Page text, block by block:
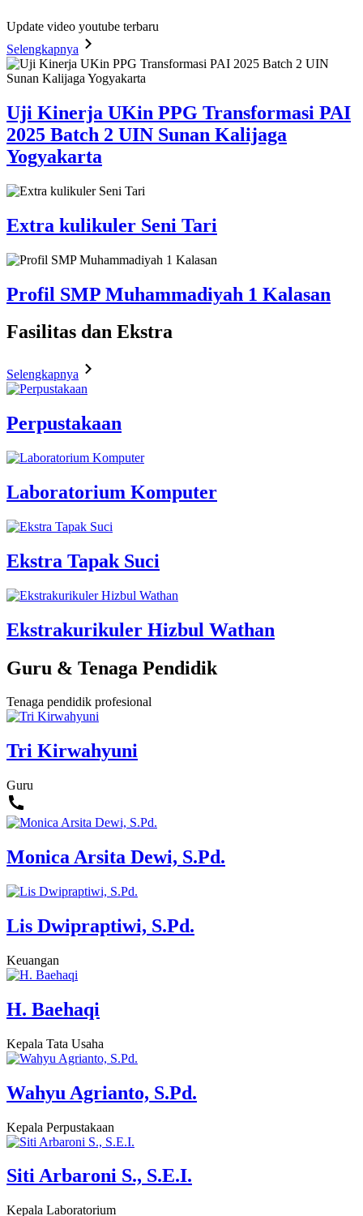
Update video youtube terbaru
Selengkapnya
Uji Kinerja UKin PPG Transformasi PAI
2025 Batch 2 UIN Sunan Kalijaga
Yogyakarta
Extra kulikuler Seni Tari
Profil SMP Muhammadiyah 1 Kalasan
Fasilitas dan Ekstra
Selengkapnya
Perpustakaan
Laboratorium Komputer
Ekstra Tapak Suci
Ekstrakurikuler Hizbul Wathan
Guru & Tenaga Pendidik
Tenaga pendidik profesional
Tri Kirwahyuni
Guru
Monica Arsita Dewi, S.Pd.
Lis Dwipraptiwi, S.Pd.
Keuangan
H. Baehaqi
Kepala Tata Usaha
Wahyu Agrianto, S.Pd.
Kepala Perpustakaan
Siti Arbaroni S., S.E.I.
Kepala Laboratorium